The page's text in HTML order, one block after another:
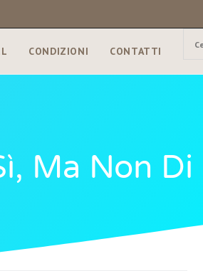
CONDIZIONI CONTATTI
Ma Non Di